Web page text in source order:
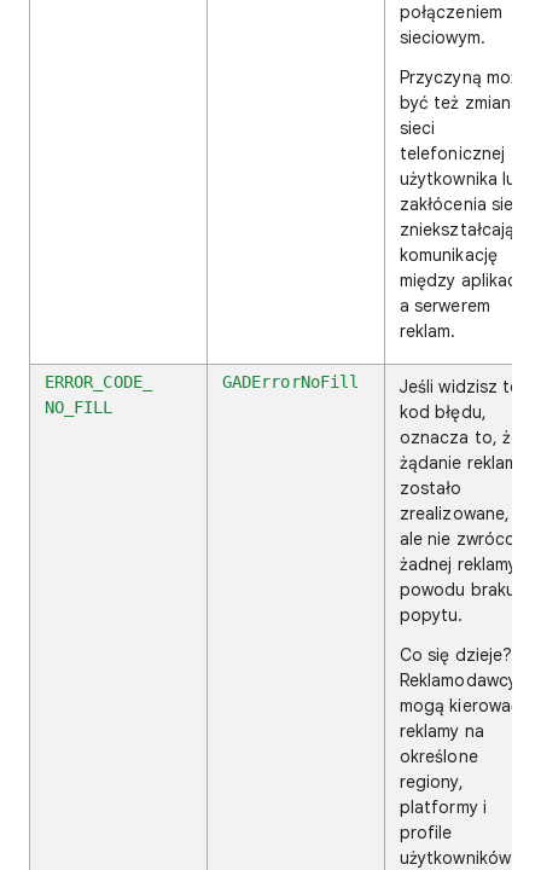
połączeniem
sieciowym.
Przyczyną może
być też zmiana
sieci
telefonicznej
użytkownika lub
zakłócenia sieci
zniekształcające
komunikację
między aplikacją
a serwerem
reklam.
ERROR_CODE_
NO_FILL
GADErrorNoFill
Jeśli widzisz ten
kod błędu,
oznacza to, że
żądanie reklamy
zostało
zrealizowane,
ale nie zwrócono
żadnej reklamy z
powodu braku
popytu.
Co się dzieje?
Reklamodawcy
mogą kierować
reklamy na
określone
regiony,
platformy i
profile
użytkowników na